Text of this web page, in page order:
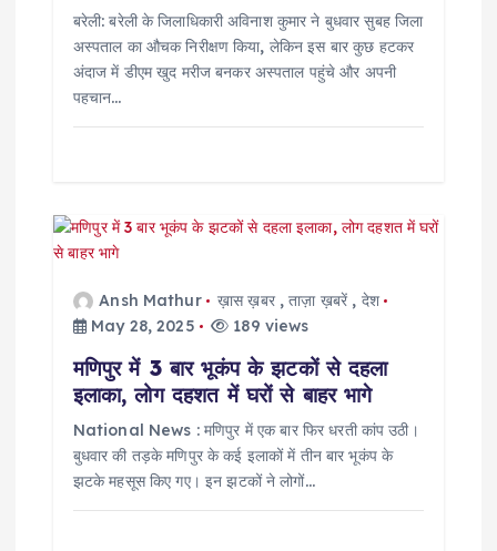
बरेली: बरेली के जिलाधिकारी अविनाश कुमार ने बुधवार सुबह जिला
अस्पताल का औचक निरीक्षण किया, लेकिन इस बार कुछ हटकर
अंदाज में डीएम खुद मरीज बनकर अस्पताल पहुंचे और अपनी
पहचान…
Ansh Mathur ख़ास ख़बर,ताज़ा ख़बरें , देश
May 28, 2025
189 views
मणिपुर में 3 बार भूकंप के झटकों से दहला
इलाका, लोग दहशत में घरों से बाहर भागे
National News : मणिपुर में एक बार फिर धरती कांप उठी।
बुधवार की तड़के मणिपुर के कई इलाकों में तीन बार भूकंप के
झटके महसूस किए गए। इन झटकों ने लोगों…